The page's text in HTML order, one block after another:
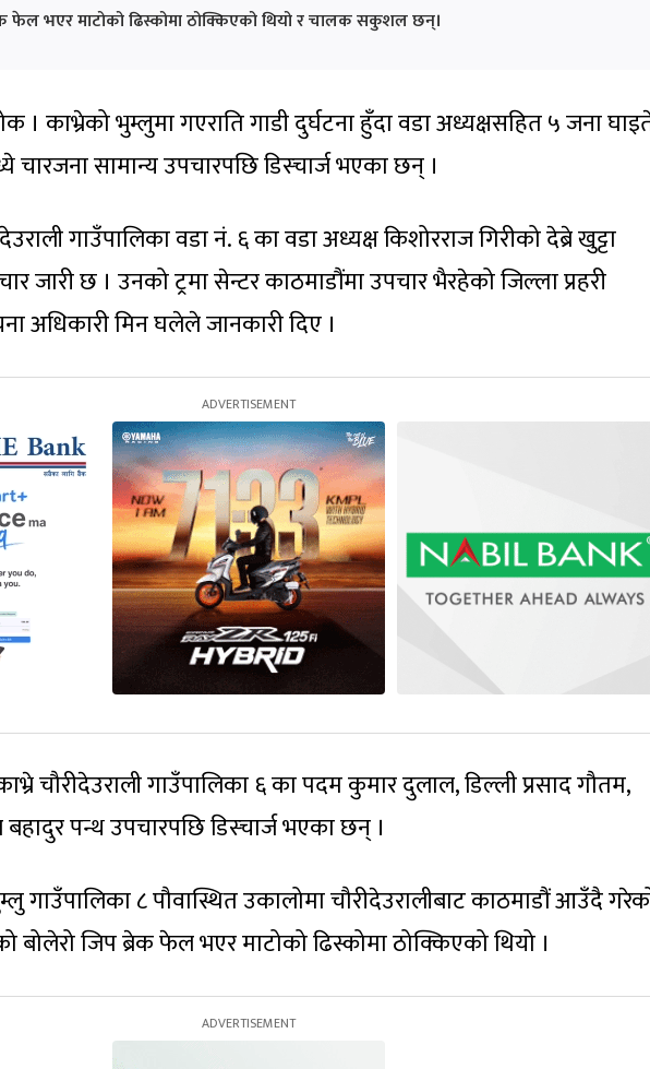
फेल भएर माटोको ढिस्कोमा ठोक्किएको थियो र चालक सकुशल छन्।
। काभ्रेको भुम्लुमा गएराति गाडी दुर्घटना हुँदा वडा अध्यक्षसहित ५ जना
सामान्य उपचारपछि डिस्चार्ज भएका छन् ।
गाउँपालिका वडा नं. ६ का वडा अध्यक्ष किशोरराज गिरीको देब्रे खुट्टा
जारी छ । उनको ट्रमा सेन्टर काठमाडौंमा उपचार भैरहेको जिल्ला प्रहरी
अधिकारी मिन घलेले जानकारी दिए ।
चौरीदेउराली गाउँपालिका ६ का पदम कुमार दुलाल, डिल्ली प्रसाद गौतम,
पन्थ उपचारपछि डिस्चार्ज भएका छन् ।
गाउँपालिका ८ पौवास्थित उकालोमा चौरीदेउरालीबाट काठमाडौं आउँदै
बोलेरो जिप ब्रेक फेल भएर माटोको ढिस्कोमा ठोक्किएको थियो ।